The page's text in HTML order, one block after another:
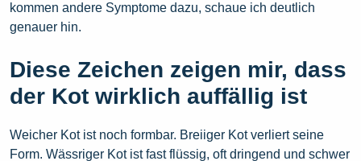
kommen andere Symptome dazu, schaue ich deutlich
genauer hin.
Diese Zeichen zeigen mir, dass
der Kot wirklich auffällig ist
Weicher Kot ist noch formbar. Breiiger Kot verliert seine
Form. Wässriger Kot ist fast flüssig, oft dringend und schwer